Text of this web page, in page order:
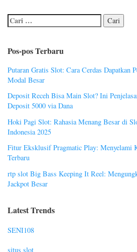
Pos-pos Terbaru
Putaran Gratis Slot: Cara Cerdas Dapatkan
Modal Besar
Deposit Receh Bisa Main Slot? Ini
Deposit 5000 via Dana
Hoki Pagi Slot: Rahasia Menang Besar di
Indonesia 2025
Fitur Eksklusif Pragmatic Play: Menyelami
Terbaru
rtp slot Big Bass Keeping It Reel:
Jackpot Besar
Latest Trends
SENI108
situs slot